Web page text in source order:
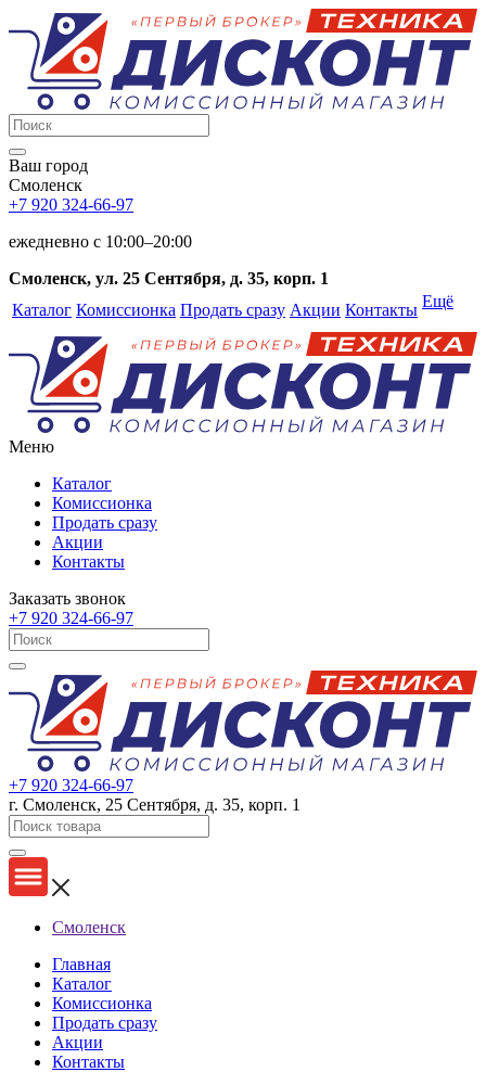
Ваш город
Смоленск
+7 920 324-66-97
ежедневно c 10:00–20:00
Смоленск, ул. 25 Сентября, д. 35, корп. 1
Каталог Комиссионка Продать сразу Акции Контакты Ещё
Меню
Каталог
Комиссионка
Продать сразу
Акции
Контакты
Заказать звонок
+7 920 324-66-97
+7 920 324-66-97
г. Смоленск, 25 Сентября, д. 35, корп. 1
Смоленск
Главная
Каталог
Комиссионка
Продать сразу
Акции
Контакты